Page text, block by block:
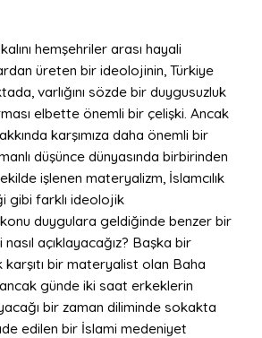
hemşehriler arası hayali
üreten bir ideolojinin, Türkiye
varlığını sözde bir duygusuzluk
elbette önemli bir çelişki. Ancak
karşımıza daha önemli bir
düşünce dünyasında birbirinden
işlenen materyalizm, İslamcılık
gibi farklı ideolojik
konu duygulara geldiğinde benzer bir
açıklayacağız? Başka bir
karşıtı bir materyalist olan Baha
ancak günde iki saat erkeklerin
bir zaman diliminde sokakta
edilen bir İslami medeniyet